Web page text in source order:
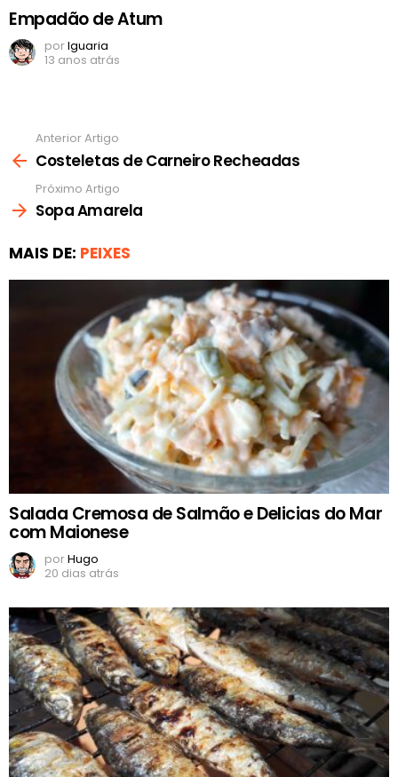
Empadão de Atum
porIguaria
13 anos atrás
mais
Anterior Artigo
Costeletas de Carneiro Recheadas
Próximo Artigo
Sopa Amarela
MAIS DE: PEIXES
Salada Cremosa de Salmão e Delicias do Mar
com Maionese
porHugo
20 dias atrás